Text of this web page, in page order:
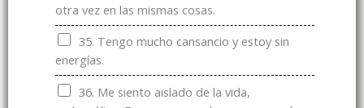
otra vez en las mismas cosas.
35. Tengo mucho cansancio y estoy sin
energías.
36. Me siento aislado de la vida,